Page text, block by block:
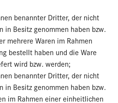
benannter Dritter, der nicht
in Besitz genommen haben bzw.
mehrere Waren im Rahmen
bestellt haben und die Ware
wird bzw. werden;
benannter Dritter, der nicht
in Besitz genommen haben bzw.
im Rahmen einer einheitlichen